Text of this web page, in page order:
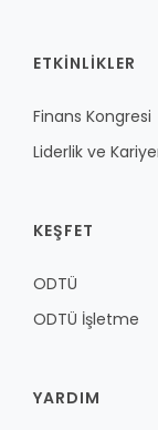
ETKINLIKLER
Finans Kongresi
Liderlik ve
KEŞFET
ODTÜ
ODTÜ İşletme
YARDIM